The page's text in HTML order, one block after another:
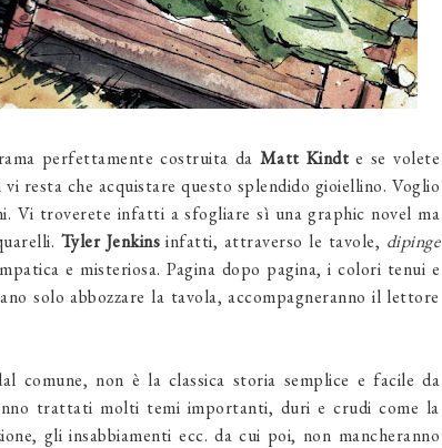
perfettamente costruita da Matt Kindt e se volete
resta che acquistare questo splendido gioiellino. Voglio
Vi troverete infatti a sfogliare sì una graphic novel ma
Tyler Jenkinsinfatti, attraverso le tavole, dipinge
e misteriosa. Pagina dopo pagina, i colori tenui e
solo abbozzare la tavola, accompagneranno il lettore
comune, non è la classica storia semplice e facile da
trattati molti temi importanti, duri e crudi come la
gli insabbiamenti ecc. da cui poi, non mancheranno